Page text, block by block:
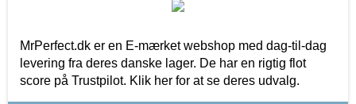
MrPerfect.dk er en E-mærket webshop med dag-til-dag
levering fra deres danske lager. De har en rigtig flot
score på Trustpilot. Klik her for at se deres udvalg.